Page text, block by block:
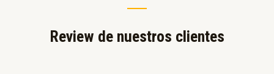
Review de nuestros clientes